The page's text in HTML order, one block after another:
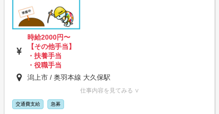
時給2000円〜
【その他手当】
・扶養手当
・役職手当
潟上市 / 奥羽本線 大久保駅
仕事内容を見てみる ∨
交通費支給 急募